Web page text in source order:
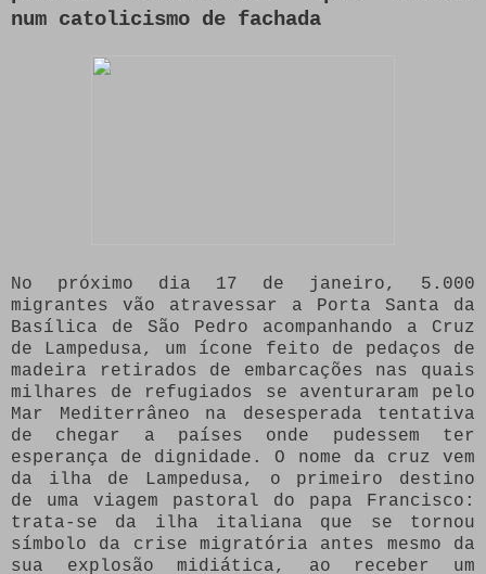
num catolicismo de fachada
No próximo dia 17 de janeiro, 5.000
migrantes vão atravessar a Porta Santa da
Basílica de São Pedro acompanhando a Cruz
de Lampedusa, um ícone feito de pedaços de
madeira retirados de embarcações nas quais
milhares de refugiados se aventuraram pelo
Mar Mediterrâneo na desesperada tentativa
de chegar a países onde pudessem ter
esperança de dignidade. O nome da cruz vem
da ilha de Lampedusa, o primeiro destino
de uma viagem pastoral do papa Francisco:
trata-se da ilha italiana que se tornou
símbolo da crise migratória antes mesmo da
sua explosão midiática, ao receber um